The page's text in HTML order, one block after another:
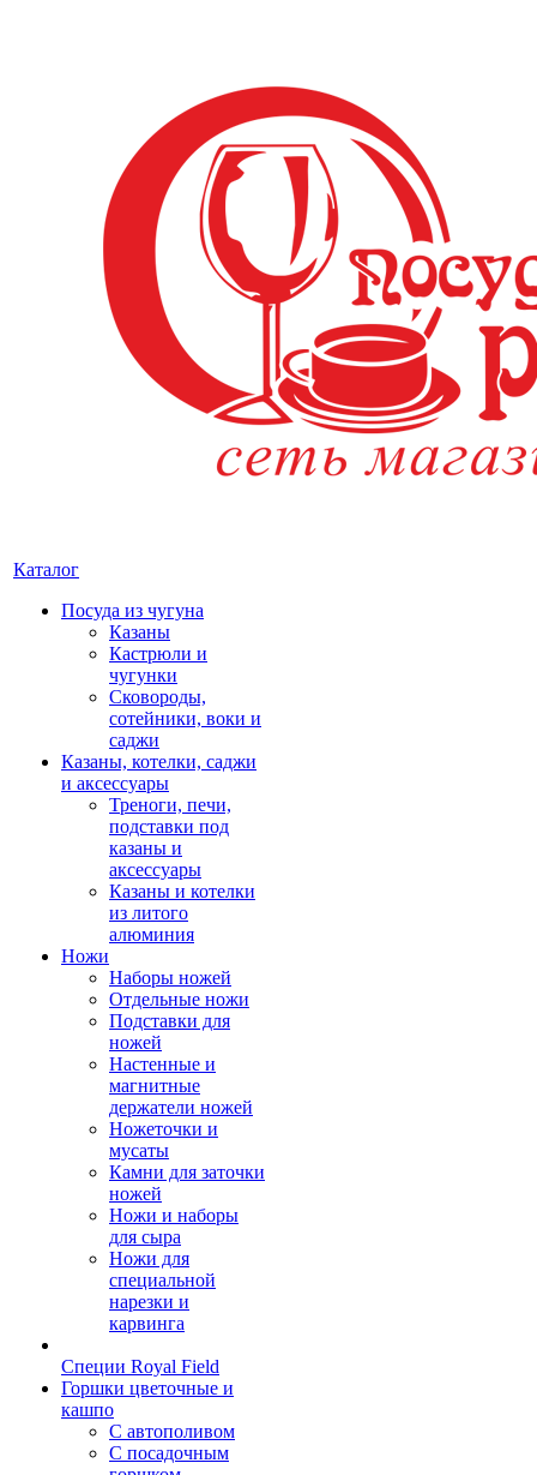
Каталог
Посуда из чугуна
Казаны
Кастрюли и
чугунки
Сковороды,
сотейники, воки и
саджи
Казаны, котелки, саджи
и аксессуары
Треноги, печи,
подставки под
казаны и
аксессуары
Казаны и котелки
из литого
алюминия
Ножи
Наборы ножей
Отдельные ножи
Подставки для
ножей
Настенные и
магнитные
держатели ножей
Ножеточки и
мусаты
Камни для заточки
ножей
Ножи и наборы
для сыра
Ножи для
специальной
нарезки и
карвинга
Специи Royal Field
Горшки цветочные и
кашпо
С автополивом
С посадочным